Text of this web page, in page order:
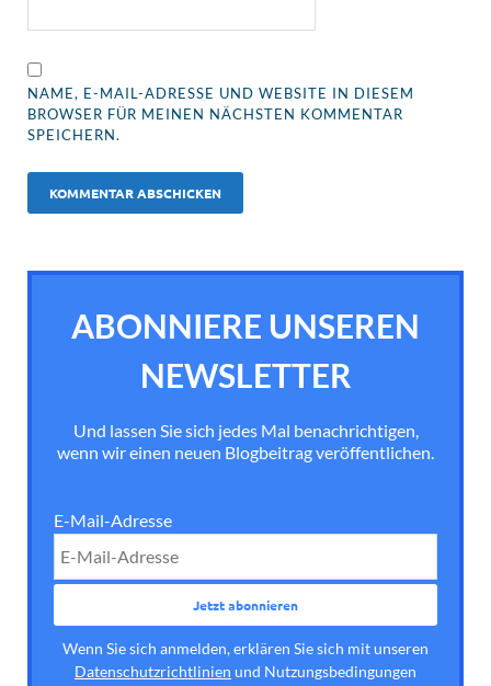
NAME, E-MAIL-ADRESSE UND WEBSITE IN DIESEM
BROWSER FÜR MEINEN NÄCHSTEN KOMMENTAR
SPEICHERN.
ABONNIERE UNSEREN
NEWSLETTER
Und lassen Sie sich jedes Mal benachrichtigen,
wenn wir einen neuen Blogbeitrag veröffentlichen.
E-Mail-Adresse
Wenn Sie sich anmelden, erklären Sie sich mit unseren
Datenschutzrichtlinien und Nutzungsbedingungen